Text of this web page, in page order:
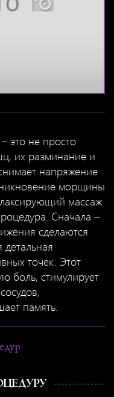
это не просто
их разминание и
напряжение
морщины
массаж
Сначала –
сделаются
точек. Этот
боль, стимулирует
память.